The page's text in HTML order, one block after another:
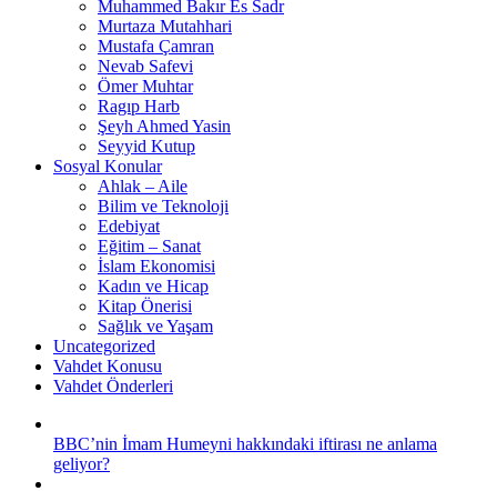
Muhammed Bakır Es Sadr
Murtaza Mutahhari
Mustafa Çamran
Nevab Safevi
Ömer Muhtar
Ragıp Harb
Şeyh Ahmed Yasin
Seyyid Kutup
Sosyal Konular
Ahlak – Aile
Bilim ve Teknoloji
Edebiyat
Eğitim – Sanat
İslam Ekonomisi
Kadın ve Hicap
Kitap Önerisi
Sağlık ve Yaşam
Uncategorized
Vahdet Konusu
Vahdet Önderleri
BBC’nin İmam Humeyni hakkındaki iftirası ne anlama
geliyor?